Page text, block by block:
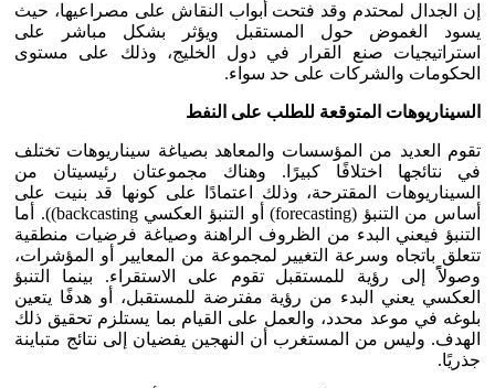
إن الجدال لمحتدم وقد فتحت أبواب النقاش على مصراعيها، حيث
يسود الغموض حول المستقبل ويؤثر بشكل مباشر على
استراتيجيات صنع القرار في دول الخليج، وذلك على مستوى
الحكومات والشركات على حد سواء.
السيناريوهات المتوقعة للطلب على النفط
تقوم العديد من المؤسسات والمعاهد بصياغة سيناريوهات تختلف
في نتائجها اختلافًا كبيرًا. وهناك مجموعتان رئيسيتان من
السيناريوهات المقترحة، وذلك اعتمادًا على كونها قد بنيت على
أساس من التنبؤ (forecasting) أو التنبؤ العكسي backcasting)). أما
التنبؤ فيعني البدء من الظروف الراهنة وصياغة فرضيات منطقية
تتعلق باتجاه وسرعة التغيير لمجموعة من المعايير أو المؤشرات،
وصولاًً إلى رؤية للمستقبل تقوم على الاستقراء. بينما التنبؤ
العكسي يعني البدء من رؤية مفترضة للمستقبل، أو هدفًا يتعين
بلوغه في موعد محدد، والعمل على القيام بما يستلزم تحقيق ذلك
الهدف. وليس من المستغرب أن النهجين يفضيان إلى نتائج متباينة
جذريًا.